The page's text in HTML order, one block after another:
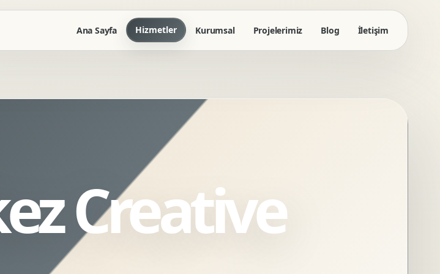
Ana Sayfa Hizmetler Kurumsal Projelerimiz Blog İletişim
Creative